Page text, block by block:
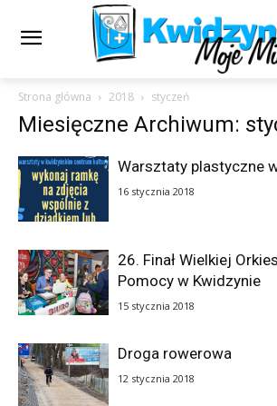
Strona główna 2018 styczeń
Miesięczne Archiwum:
Warsztaty plastyczne
16 stycznia 2018
26. Finał Wielkiej
Pomocy w Kwidzynie
15 stycznia 2018
Droga rowerowa
12 stycznia 2018